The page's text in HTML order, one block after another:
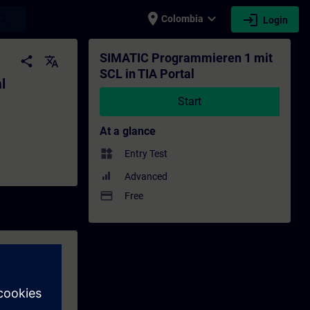
place Colombia expand_more login Login
- Training - Professional
share translate
SIMATIC Programmieren 1 mit
SCL in TIA Portal
Start
At a glance
widgets Entry Test
Advanced
payment Free